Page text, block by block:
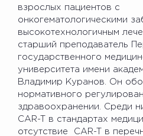
взрослых пациентов с
онкогематологическими
высокотехнологичным
старший преподаватель
государственного
университета имени
Владимир Куранов. Он
нормативного
здравоохранении. Среди
CAR-T в стандартах
отсутствие CAR-T в